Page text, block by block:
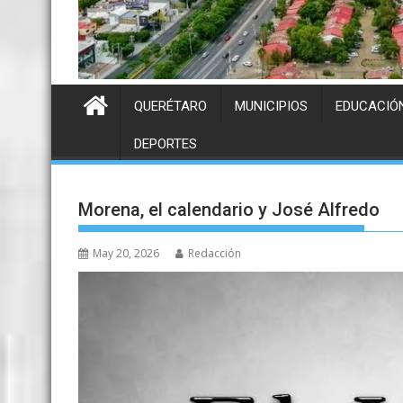
QUERÉTARO MUNICIPIOS
DEPORTES
Morena, el calendario y José Alfredo
May 20, 2026 Redacción